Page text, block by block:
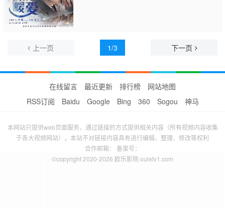
上一页 1/3 下一页
在线留言 最近更新 排行榜
网站地图
RSS订阅
Baidu Google Bing 360 Sogou 神马
本网站只提供web页面服务，通过链接的方式提供相关内容（所有视频内容收集
于各大视频网站），本站不对链接内容具有进行编辑、整理、修改等权利
合作邮箱： 备案号：
©copyright 2020-2026 欧乐影院 ouletv1.com